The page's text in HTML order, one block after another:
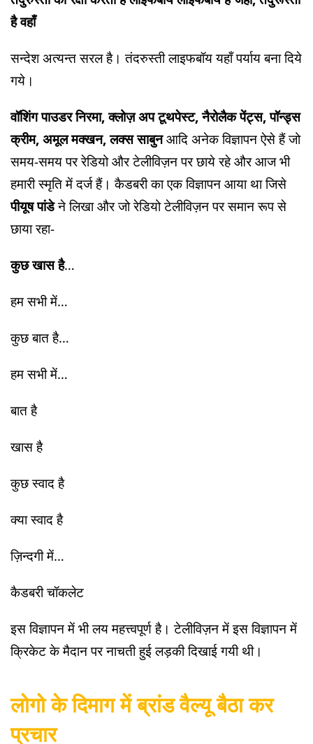
है वहाँ
सन्देश अत्यन्त सरल है। तंदरुस्ती लाइफबॉय यहाँ पर्याय बना दिये
गये।
वॉशिंग पाउडर निरमा, क्लोज़ अप टूथपेस्ट, नैरोलैक पेंट्स, पॉन्ड्स
क्रीम, अमूल मक्खन, लक्स साबुनआदि अनेक विज्ञापन ऐसे हैं जो
समय-समय पर रेडियो और टेलीविज़न पर छाये रहे और आज भी
हमारी स्मृति में दर्ज हैं। कैडबरी का एक विज्ञापन आया था जिसे
पीयूष पांडेने लिखा और जो रेडियो टेलीविज़न पर समान रूप से
छाया रहा-
कुछ खास है…
हम सभी में…
कुछ बात है…
हम सभी में…
बात है
खास है
कुछ स्वाद है
क्या स्वाद है
ज़िन्दगी में…
कैडबरी चॉकलेट
इस विज्ञापन में भी लय महत्त्वपूर्ण है। टेलीविज़न में इस विज्ञापन में
क्रिकेट के मैदान पर नाचती हुई लड़की दिखाई गयी थी।
लोगो के दिमाग में ब्रांड वैल्यू बैठा कर
प्रचार